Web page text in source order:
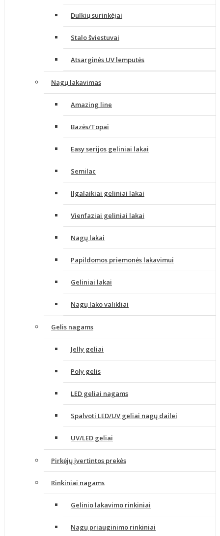
Dulkių surinkėjai
Stalo šviestuvai
Atsarginės UV lemputės
Nagų lakavimas
Amazing line
Bazės/Topai
Easy serijos geliniai lakai
Semilac
Ilgalaikiai geliniai lakai
Vienfaziai geliniai lakai
Nagų lakai
Papildomos priemonės lakavimui
Geliniai lakai
Nagų lako valikliai
Gelis nagams
Jelly geliai
Poly gelis
LED geliai nagams
Spalvoti LED/UV geliai nagų dailei
UV/LED geliai
Pirkėjų įvertintos prekės
Rinkiniai nagams
Gelinio lakavimo rinkiniai
Nagų priauginimo rinkiniai